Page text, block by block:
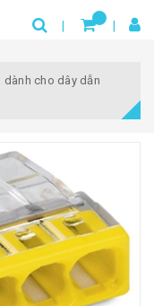
dành cho dây dẫn